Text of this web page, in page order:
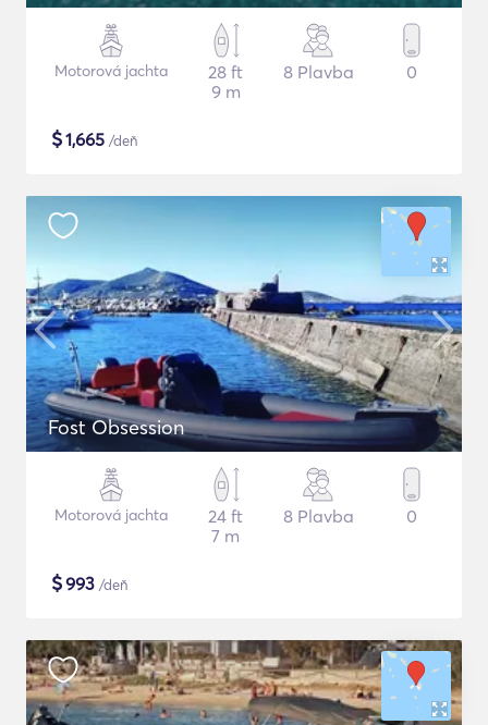
Motorová jachta
28 ft
9 m
8 Plavba 0
$1,665 /deň
Fost Obsession
Motorová jachta
24 ft
7 m
8 Plavba 0
$993 /deň